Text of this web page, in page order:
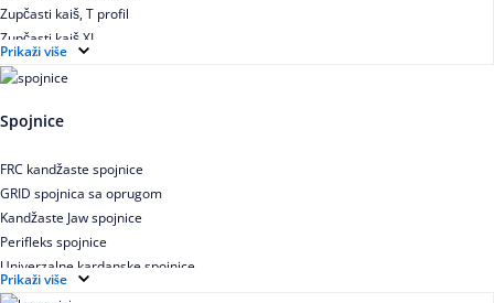
Zupčasti kaiš, T profil
Zupčasti kaiš XL
Zupčasti STD kaiš
Uskoprofilno klinasto remenje
Uskoprofilno klinasto remenje spojeno
Uskoprofilno klinasto remenje XP extra power
Višekanalno remenje PJ,PK
Prikaži više
Spojnice
FRC kandžaste spojnice
GRID spojnica sa oprugom
Kandžaste Jaw spojnice
Perifleks spojnice
Univerzalne kardanske spojnice
Zupčaste spojnice
Prikaži više